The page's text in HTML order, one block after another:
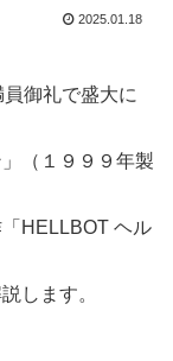
2025.01.18
御礼で盛大に
（１９９９年製
HELLBOT ヘル
します。